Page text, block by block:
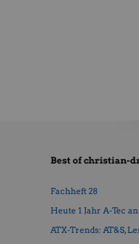
Best of christian-
Fachheft 28
Heute 1 Jahr A-Tec
ATX-Trends: AT&S,